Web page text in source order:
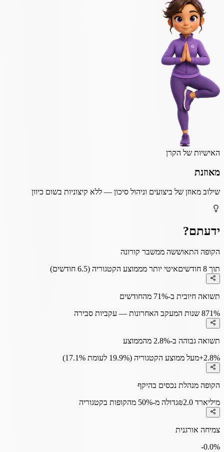
האישיות של הקרן
מאוזנת
שילוב מאוזן של ביצועים וניהול סיכון — ללא קיצוניות בשום כיוון
ידעתם?
הקופה התאוששה ממשבר קורונה
תוך 8 חודשים
איטי יותר מממוצע הקטגוריה (6.5 חודשים)
תשואה חיובית ב-71% מהחודשים
71%8 שנות המעקב האחרונות — עקביות סבירה
תשואה גבוהה ב-2.8% מהממוצע
+2.8%מעל ממוצע הקטגוריה (19.9% לעומת 17.1%)
הקופה מנהלת נכסים בהיקף
₪2.0 מיליארד
גדולה מ-50% מהקופות בקטגוריה
צמיחה אורגנית
-0.0%